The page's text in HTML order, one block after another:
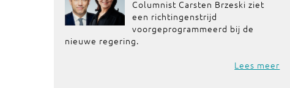
Columnist Carsten Brzeski ziet
een richtingenstrijd
voorgeprogrammeerd bij de
nieuwe regering.
Lees meer